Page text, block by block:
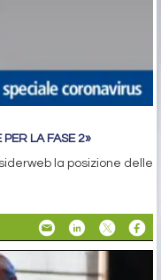
LA FASE 2»
la posizione delle